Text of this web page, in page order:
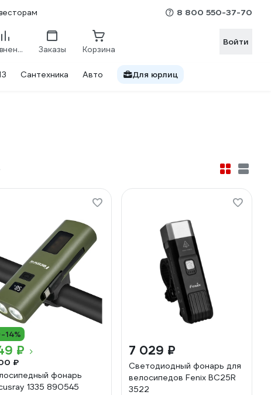
8 800 550-37-70
Сравнение Заказы Корзина
Войти
Сантехника Авто Для юрлиц
-14%
₽
₽
фонарь
1335 890545
7 029 ₽
Светодиодный фонарь для
велосипедов Fenix BC25R
3522